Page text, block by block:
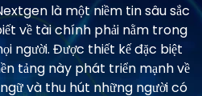
là một niềm tin sâu sắc
về tài chính phải nằm trong
người. Được thiết kế đặc biệt
tảng này phát triển mạnh về
và thu hút những người có